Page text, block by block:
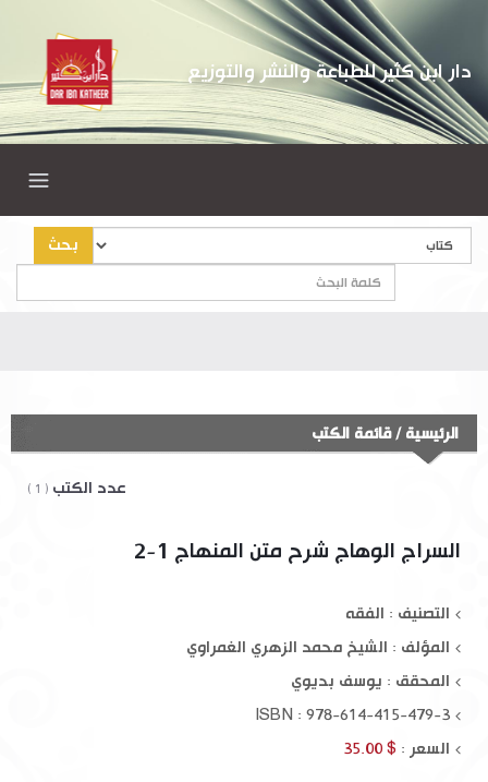
دار ابن كثير للطباعة والنشر والتوزيع
بحث
الرئيسية /قائمة الكتب
عدد الكتب ( 1 )
السراج الوهاج شرح متن المنهاج 1-2
التصنيف : الفقه
المؤلف : الشيخ محمد الزهري الغمراوي
المحقق : يوسف بديوي
ISBN : 978-614-415-479-3
السعر : $ 35.00